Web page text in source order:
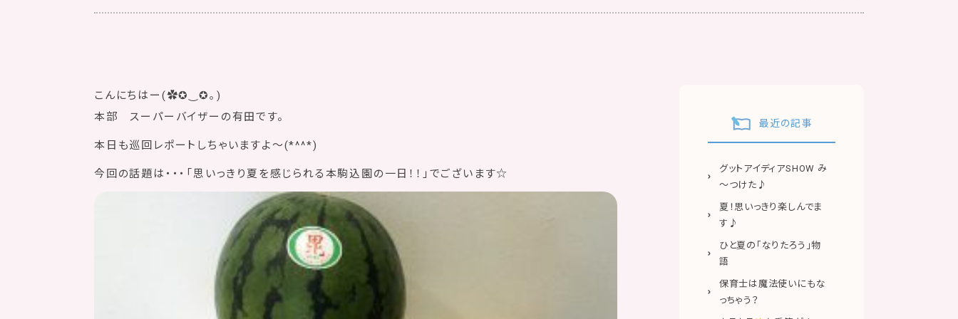
こんにちはー(✿✪‿✪｡)
本部 スーパーバイザーの有田です。
本日も巡回レポートしちゃいますよ〜(*^^*)
今回の話題は・・・「思いっきり夏を感じられる本駒込園の一日！！」でございます☆
最近の記事
グットアイディアSHOW み
～つけた♪
夏！思いっきり楽しんでま
す♪
ひと夏の「なりたろう」物
語
保育士は魔法使いにもな
っちゃう？